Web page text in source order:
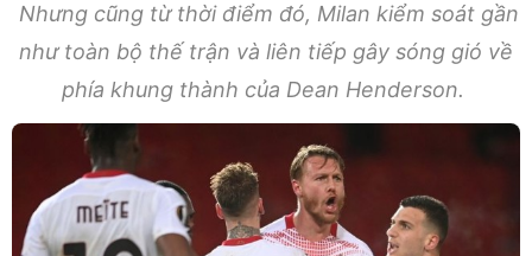
Nhưng cũng từ thời điểm đó, Milan kiểm soát gần
như toàn bộ thế trận và liên tiếp gây sóng gió về
phía khung thành của Dean Henderson.